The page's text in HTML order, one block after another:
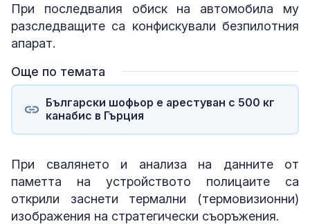
При последвалия обиск на автомобила му
разследващите са конфискували безпилотния
апарат.
Още по темата
Български шофьор е арестуван с 500 кг
канабис в Гърция
При свалянето и анализа на данните от
паметта на устройството полицаите са
открили заснети термални (термовизионни)
изображения на стратегически съоръжения.